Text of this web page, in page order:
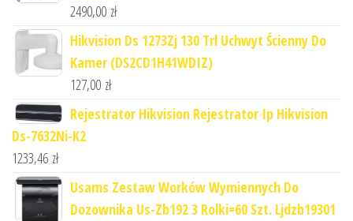
2490,00 zł
Hikvision Ds 1273Zj 130 Trl Uchwyt Ścienny Do
Kamer (DS2CD1H41WDIZ)
127,00 zł
Rejestrator Hikvision Rejestrator Ip Hikvision
Ds-7632Ni-K2
1233,46 zł
Usams Zestaw Worków Wymiennych Do
Dozownika Us-Zb192 3 Rolki=60 Szt. Ljdzb19301